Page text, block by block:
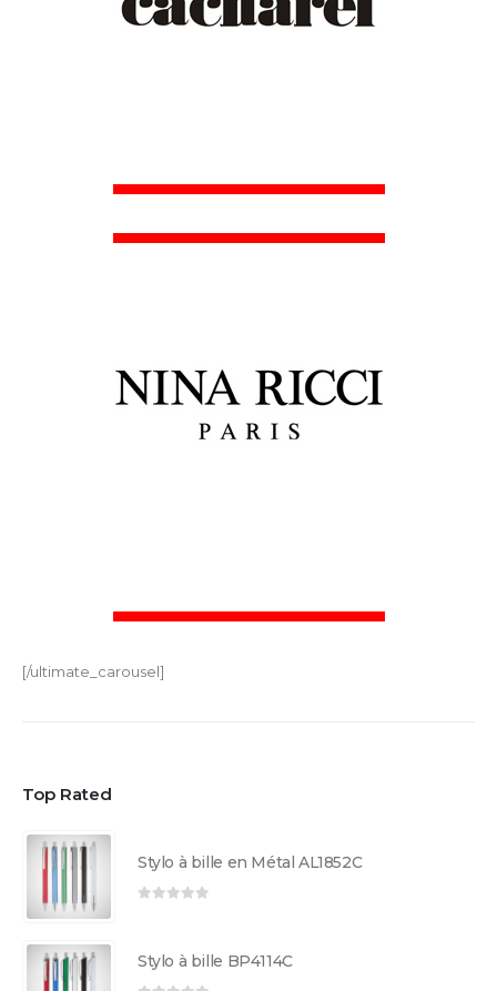
[/ultimate_carousel]
Top Rated
Stylo à bille en Métal AL1852C
Stylo à bille BP4114C